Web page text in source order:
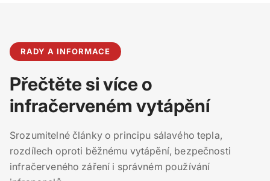
RADY A INFORMACE
Přečtěte si více o
infračerveném vytápění
Srozumitelné články o principu sálavého tepla,
rozdílech oproti běžnému vytápění, bezpečnosti
infračerveného záření i správném používání